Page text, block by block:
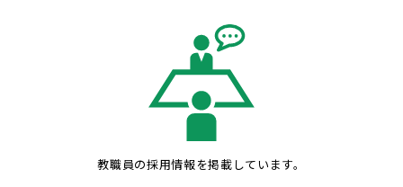
教職員の採用情報を掲載しています。